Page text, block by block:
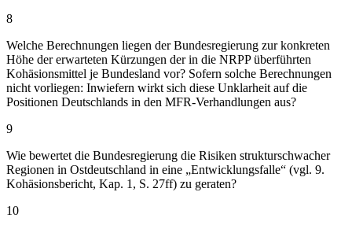
8
Welche Berechnungen liegen der Bundesregierung zur konkreten
Höhe der erwarteten Kürzungen der in die NRPP überführten
Kohäsionsmittel je Bundesland vor? Sofern solche Berechnungen
nicht vorliegen: Inwiefern wirkt sich diese Unklarheit auf die
Positionen Deutschlands in den MFR-Verhandlungen aus?
9
Wie bewertet die Bundesregierung die Risiken strukturschwacher
Regionen in Ostdeutschland in eine „Entwicklungsfalle“ (vgl. 9.
Kohäsionsbericht, Kap. 1, S. 27ff) zu geraten?
10